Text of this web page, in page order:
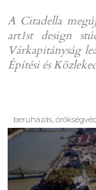
A Citadella
art1st design
Várkapitányság
Építési és
beruházás,